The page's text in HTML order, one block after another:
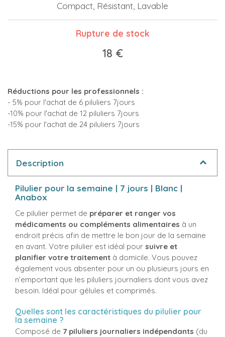
Compact, Résistant, Lavable
Rupture de stock
18 €
Réductions pour les professionnels :
- 5% pour l'achat de 6 piluliers 7jours
-10% pour l'achat de 12 piluliers 7jours
-15% pour l'achat de 24 piluliers 7jours
Description
Pilulier pour la semaine | 7 jours | Blanc |
Anabox
Ce pilulier permet de préparer et ranger vos
médicaments ou compléments alimentaires à un
endroit précis afin de mettre le bon jour de la semaine
en avant. Votre pilulier est idéal pour suivre et
planifier votre traitement à domicile. Vous pouvez
également vous absenter pour un ou plusieurs jours en
n’emportant que les piluliers journaliers dont vous avez
besoin. Idéal pour gélules et comprimés.
Quelles sont les caractéristiques du pilulier pour
la semaine ?
Composé de 7 piluliers journaliers indépendants (du